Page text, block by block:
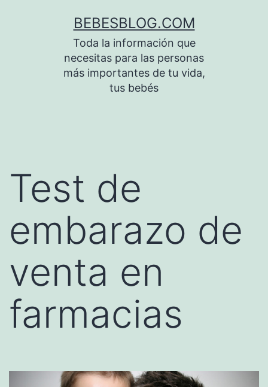
BEBESBLOG.COM
Toda la información que
necesitas para las personas
más importantes de tu vida,
tus bebés
Test de
embarazo de
venta en
farmacias